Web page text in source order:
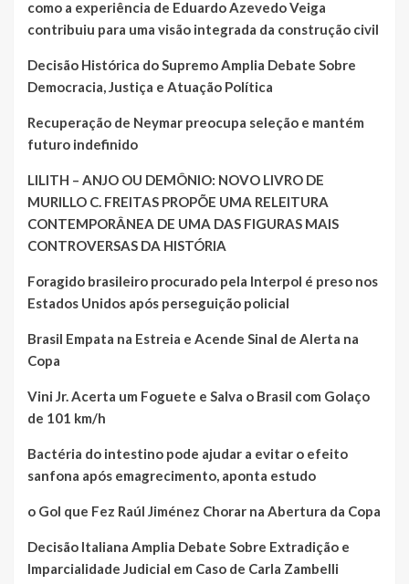
como a experiência de Eduardo Azevedo Veiga
contribuiu para uma visão integrada da construção civil
Decisão Histórica do Supremo Amplia Debate Sobre
Democracia, Justiça e Atuação Política
Recuperação de Neymar preocupa seleção e mantém
futuro indefinido
LILITH – ANJO OU DEMÔNIO: NOVO LIVRO DE
MURILLO C. FREITAS PROPÕE UMA RELEITURA
CONTEMPORÂNEA DE UMA DAS FIGURAS MAIS
CONTROVERSAS DA HISTÓRIA
Foragido brasileiro procurado pela Interpol é preso nos
Estados Unidos após perseguição policial
Brasil Empata na Estreia e Acende Sinal de Alerta na
Copa
Vini Jr. Acerta um Foguete e Salva o Brasil com Golaço
de 101 km/h
Bactéria do intestino pode ajudar a evitar o efeito
sanfona após emagrecimento, aponta estudo
o Gol que Fez Raúl Jiménez Chorar na Abertura da Copa
Decisão Italiana Amplia Debate Sobre Extradição e
Imparcialidade Judicial em Caso de Carla Zambelli